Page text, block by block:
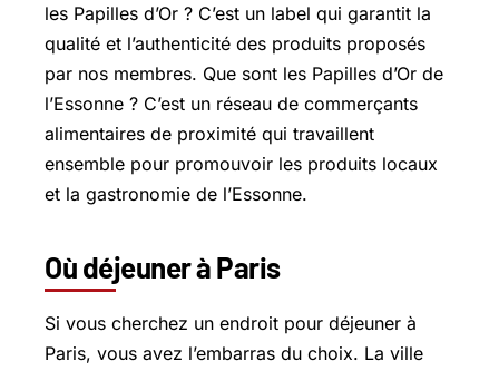
les Papilles d’Or ? C’est un label qui garantit la
qualité et l’authenticité des produits proposés
par nos membres. Que sont les Papilles d’Or de
l’Essonne ? C’est un réseau de commerçants
alimentaires de proximité qui travaillent
ensemble pour promouvoir les produits locaux
et la gastronomie de l’Essonne.
Où déjeuner à Paris
Si vous cherchez un endroit pour déjeuner à
Paris, vous avez l’embarras du choix. La ville